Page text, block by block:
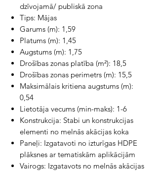
dzīvojamā/ publiskā zona
Tips: Mājas
Garums (m): 1,59
Platums (m): 1,45
Augstums (m): 1,75
Drošības zonas platība (m²): 18,5
Drošības zonas perimetrs (m): 15,5
Maksimālais kritiena augstums (m):
0,54
Lietotāja vecums (min-maks): 1-6
Konstrukcija: Stabi un konstrukcijas
elementi no melnās akācijas koka
Paneļi: Izgatavoti no izturīgas HDPE
plāksnes ar tematiskām aplikācijām
Vairogs: Izgatavots no melnās akācijas